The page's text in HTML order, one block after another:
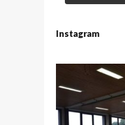
Instagram